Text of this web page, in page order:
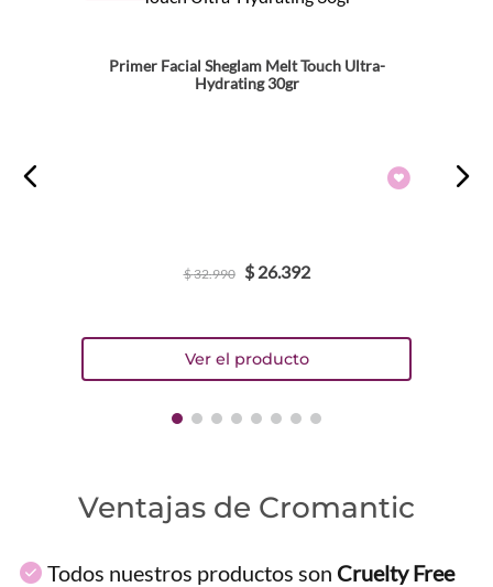
Primer Facial Sheglam Melt Touch Ultra-
Hydrating 30gr
$32.990 $ 26.392
Ventajas de Cromantic
Todos nuestros productos son Cruelty Free